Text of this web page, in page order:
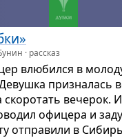
· рассказ
влю­бился в
при­зна­лась
вече­рок.
офи­цера и
отпра­вили в